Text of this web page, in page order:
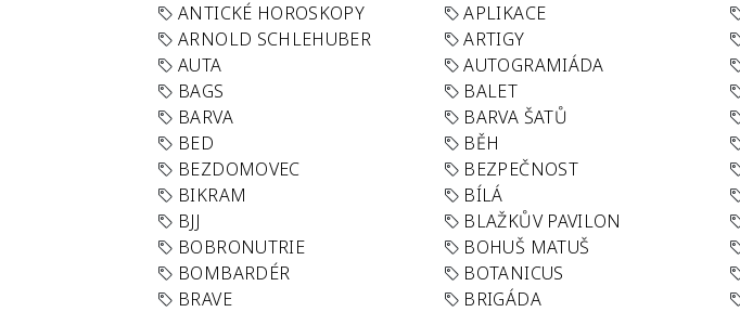
ANTICKÉ HOROSKOPY
APLIKACE
ARNOLD SCHLEHUBER
ARTIGY
AUTA
AUTOGRAMIÁDA
BAGS
BALET
BARVA
BARVA ŠATŮ
BED
BĚH
BEZDOMOVEC
BEZPEČNOST
BIKRAM
BÍLÁ
BJJ
BLAŽKŮV PAVILON
BOBRONUTRIE
BOHUŠ MATUŠ
BOMBARDÉR
BOTANICUS
BRAVE
BRIGÁDA